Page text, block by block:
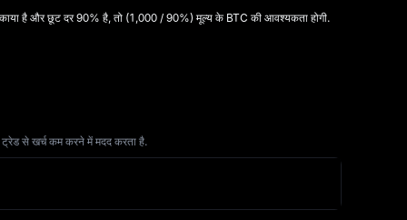
है और छूट दर 90% है, तो (1,000 / 90%) मूल्य के BTC की आवश्यकता होगी.
से खर्च कम करने में मदद करता है.